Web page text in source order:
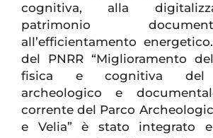
cognitiva, alla
patrimonio
all’efficientamento
del PNRR “Miglioramento
fisica e cognitiva del
archeologico e
corrente del Parco
e Velia” è stato integrato